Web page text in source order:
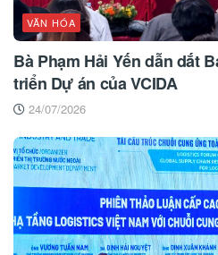
VĂN HÓA
Bà Phạm Hải Yến dẫn dắt
triển Dự án của VCIDA
24/07/2026